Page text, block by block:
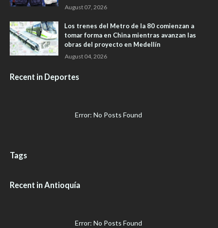
August 07, 2026
Los trenes del Metro de la 80 comienzan a
tomar forma en China mientras avanzan las
obras del proyecto en Medellín
August 04, 2026
Recent in Deportes
Error: No Posts Found
Tags
Recent in Antioquía
Error: No Posts Found